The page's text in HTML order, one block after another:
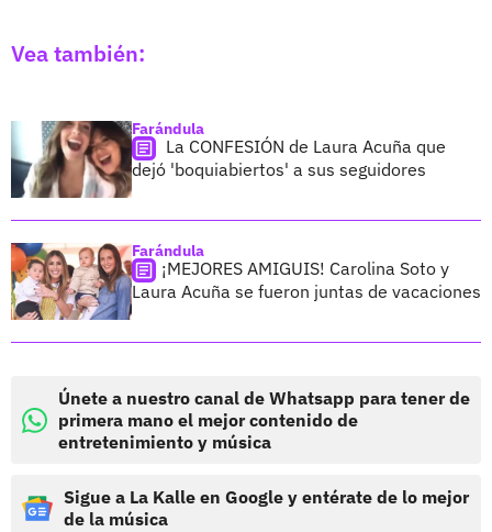
Vea también:
Farándula
La CONFESIÓN de Laura Acuña que
dejó 'boquiabiertos' a sus seguidores
Farándula
¡MEJORES AMIGUIS! Carolina Soto y
Laura Acuña se fueron juntas de vacaciones
Únete a nuestro canal de Whatsapp para tener de
primera mano el mejor contenido de
entretenimiento y música
Sigue a La Kalle en Google y entérate de lo mejor
de la música